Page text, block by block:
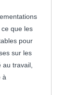
que les
pour
sur les
travail,
à